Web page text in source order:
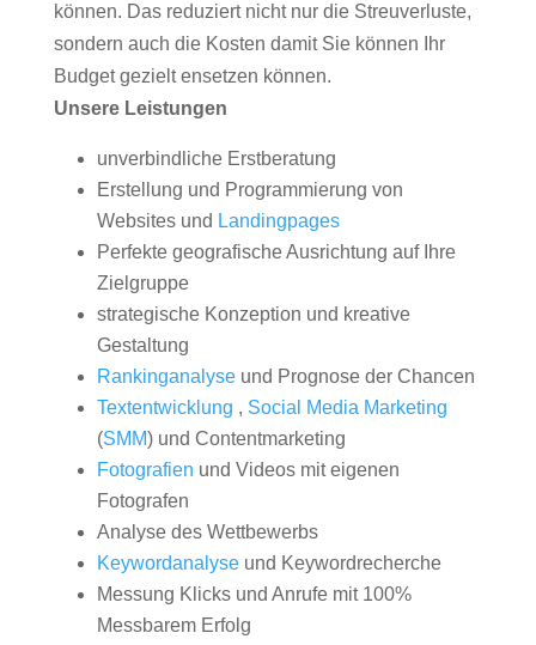
können. Das reduziert nicht nur die Streuverluste,
sondern auch die Kosten damit Sie können Ihr
Budget gezielt ensetzen können.
Unsere Leistungen
unverbindliche Erstberatung
Erstellung und Programmierung von
Websites und Landingpages
Perfekte geografische Ausrichtung auf Ihre
Zielgruppe
strategische Konzeption und kreative
Gestaltung
Rankinganalyseund Prognose der Chancen
Textentwicklung , Social Media Marketing
(SMM) und Contentmarketing
Fotografien und Videos mit eigenen
Fotografen
Analyse des Wettbewerbs
Keywordanalyseund Keywordrecherche
Messung Klicks und Anrufe mit 100%
Messbarem Erfolg